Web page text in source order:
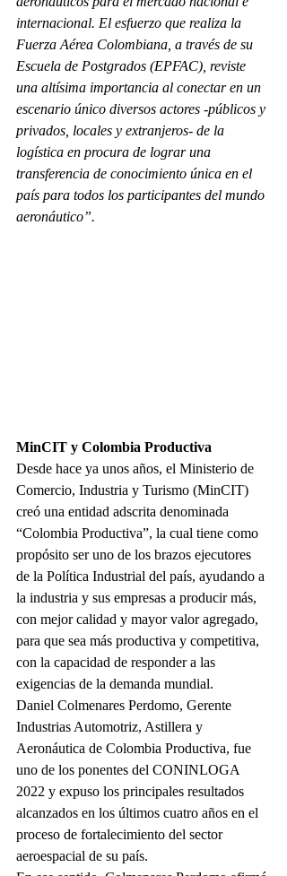
internacional. El esfuerzo que realiza la
Fuerza Aérea Colombiana, a través de su
Escuela de Postgrados (EPFAC), reviste
una altísima importancia al conectar en un
escenario único diversos actores -públicos y
privados, locales y extranjeros- de la
logística en procura de lograr una
transferencia de conocimiento única en el
país para todos los participantes del mundo
aeronáutico”.
MinCIT y Colombia Productiva
Desde hace ya unos años, el Ministerio de
Comercio, Industria y Turismo (MinCIT)
creó una entidad adscrita denominada
“Colombia Productiva”, la cual tiene como
propósito ser uno de los brazos ejecutores
de la Política Industrial del país, ayudando a
la industria y sus empresas a producir más,
con mejor calidad y mayor valor agregado,
para que sea más productiva y competitiva,
con la capacidad de responder a las
exigencias de la demanda mundial.
Daniel Colmenares Perdomo, Gerente
Industrias Automotriz, Astillera y
Aeronáutica de Colombia Productiva, fue
uno de los ponentes del CONINLOGA
2022 y expuso los principales resultados
alcanzados en los últimos cuatro años en el
proceso de fortalecimiento del sector
aeroespacial de su país.